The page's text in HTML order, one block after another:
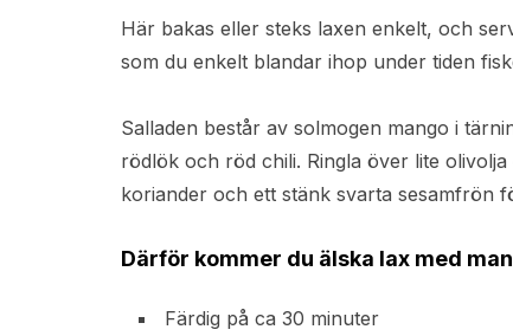
Här bakas eller steks laxen enkelt, och
som du enkelt blandar ihop under tiden
Salladen består av solmogen mango i
rödlök och röd chili. Ringla över lite
koriander och ett stänk svarta sesamfrön
Därför kommer du älska lax med
Färdig på ca 30 minuter